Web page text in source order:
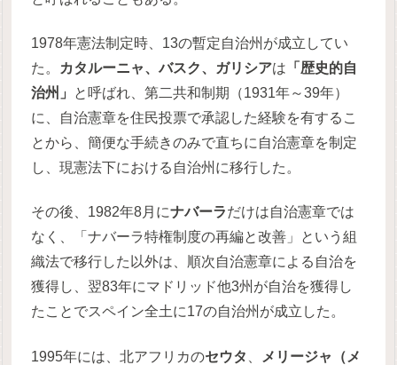
1978年憲法制定時、13の暫定自治州が成立してい
た。
カタルーニャ、バスク、ガリシアは 「歴史的自
治州」
と呼ばれ、第二共和制期（1931年～39年）
に、自治憲章を住民投票で承認した経験を有するこ
とから、簡便な手続きのみで直ちに自治憲章を制定
し、現憲法下における自治州に移行した。
その後、1982年8月にナバーラだけは自治憲章では
なく、「ナバーラ特権制度の再編と改善」という組
織法で移行した以外は、順次自治憲章による自治を
獲得し、翌83年にマドリッド他3州が自治を獲得し
たことでスペイン全土に17の自治州が成立した。
1995年には、北アフリカのセウタ
メリージャ（メ